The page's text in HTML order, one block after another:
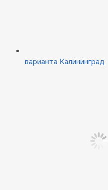
варианта Калининград